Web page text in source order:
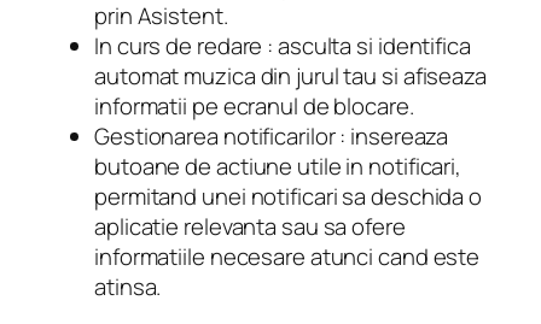
prin Asistent.
In curs de redare : asculta si identifica
automat muzica din jurul tau si afiseaza
informatii pe ecranul de blocare.
Gestionarea notificarilor : insereaza
butoane de actiune utile in notificari,
permitand unei notificari sa deschida o
aplicatie relevanta sau sa ofere
informatiile necesare atunci cand este
atinsa.